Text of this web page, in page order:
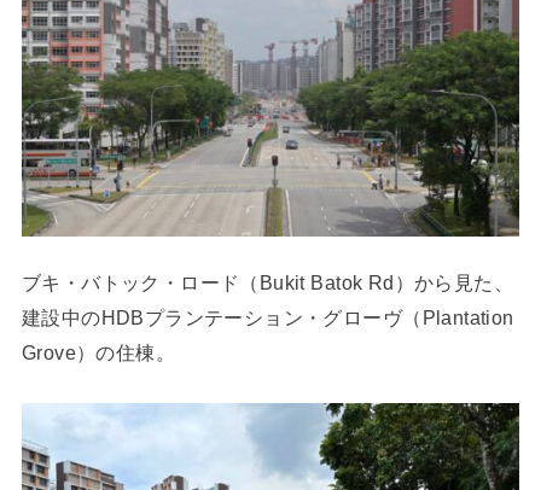
ブキ・バトック・ロード（Bukit Batok Rd）から見た、
建設中のHDBプランテーション・グローヴ（Plantation
Grove）の住棟。